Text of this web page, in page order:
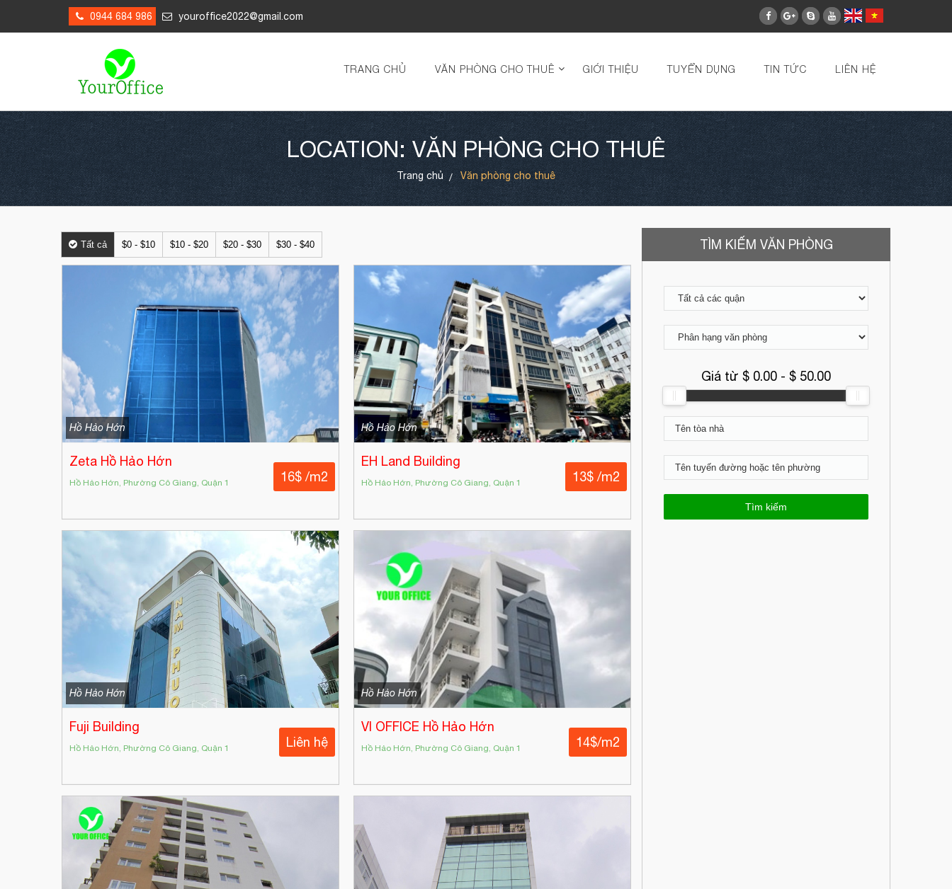
0944 684 986 youroffice2022@gmail.com
TRANG CHỦ VĂN PHÒNG CHO THUÊ GIỚI THIỆU TUYỂN DỤNG TIN TỨC LIÊN HỆ
LOCATION: VĂN PHÒNG CHO THUÊ
Trang chủ Văn phòng cho thuê
TÌM KIẾM VĂN PHÒNG
Giá từ $ 0.00 - $ 50.00
Tất cả $0 - $10 $10 - $20 $20 - $30 $30 - $40
Hồ Hảo Hớn
Zeta Hồ Hảo Hớn
Hồ Hảo Hớn, Phường Cô Giang, Quận 1 16$ /m2
Hồ Hảo Hớn
EH Land Building
Hồ Hảo Hớn, Phường Cô Giang, Quận 1 13$ /m2
Hồ Hảo Hớn
Fuji Building
Hồ Hảo Hớn, Phường Cô Giang, Quận 1 Liên hệ
Hồ Hảo Hớn
VI OFFICE Hồ Hảo Hớn
Hồ Hảo Hớn, Phường Cô Giang, Quận 1 14$/m2